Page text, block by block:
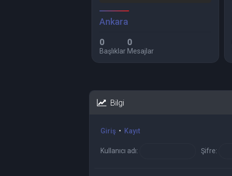
Ankara
0
Başlıklar
0
Mesajlar
Bilgi
Giriş • Kayıt
Kullanıcı adı: Şifre: